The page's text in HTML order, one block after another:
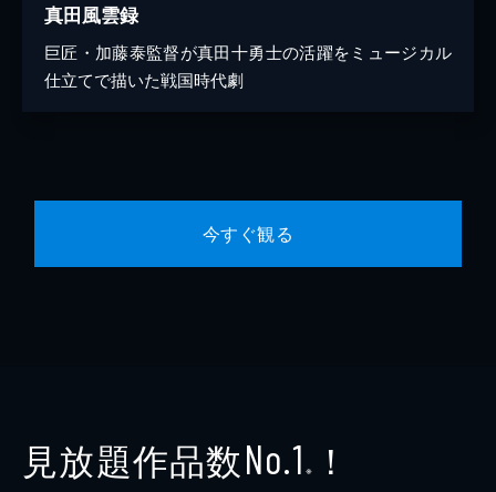
真田風雲録
巨匠・加藤泰監督が真田十勇士の活躍をミュージカル
仕立てで描いた戦国時代劇
今すぐ観る
見放題作品数No.1 ※ ！